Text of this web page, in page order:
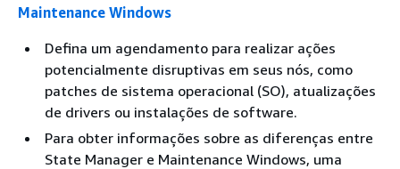
Maintenance Windows
Defina um agendamento para realizar ações
potencialmente disruptivas em seus nós, como
patches de sistema operacional (SO), atualizações
de drivers ou instalações de software.
Para obter informações sobre as diferenças entre
State Manager e Maintenance Windows, uma